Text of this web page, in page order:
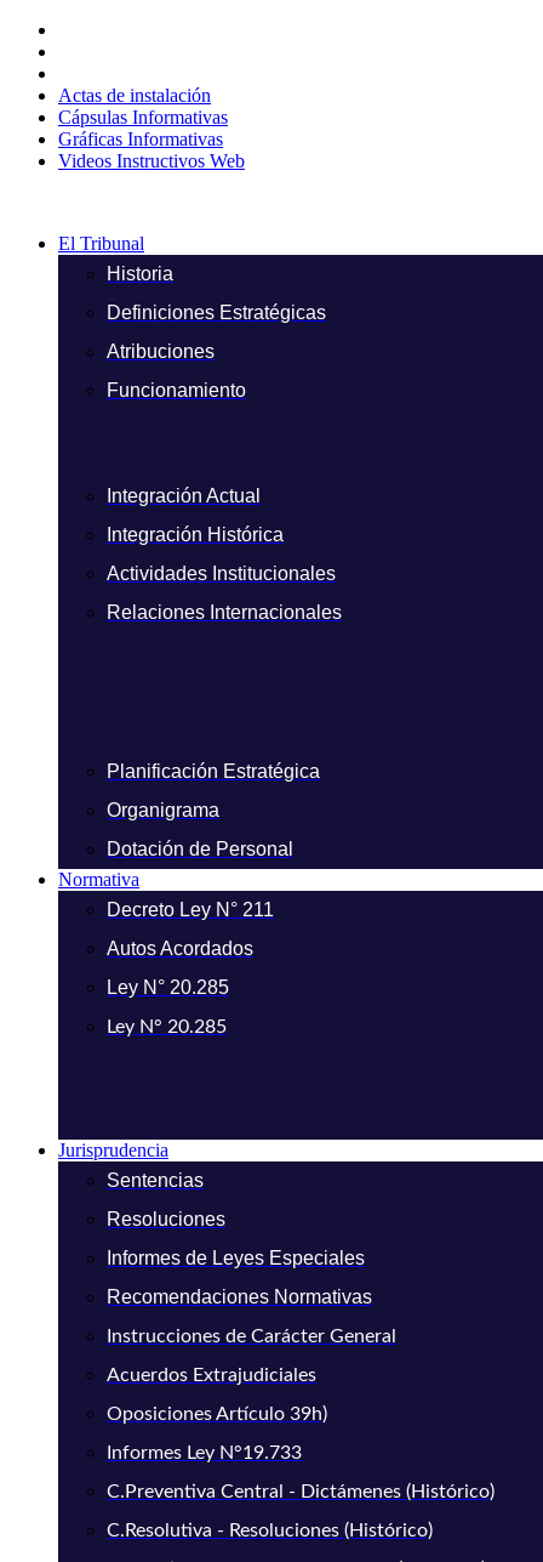
contenido
Actas de instalación
Cápsulas Informativas
Gráficas Informativas
Videos Instructivos Web
El Tribunal
Historia
Definiciones Estratégicas
Atribuciones
Funcionamiento
Integración Actual
Integración Histórica
Actividades Institucionales
Relaciones Internacionales
Planificación Estratégica
Organigrama
Dotación de Personal
Normativa
Decreto Ley N° 211
Autos Acordados
Ley N° 20.285
Ley N° 20.285
Jurisprudencia
Sentencias
Resoluciones
Informes de Leyes Especiales
Recomendaciones Normativas
Instrucciones de Carácter General
Acuerdos Extrajudiciales
Oposiciones Artículo 39h)
Informes Ley N°19.733
C.Preventiva Central - Dictámenes (Histórico)
C.Resolutiva - Resoluciones (Histórico)